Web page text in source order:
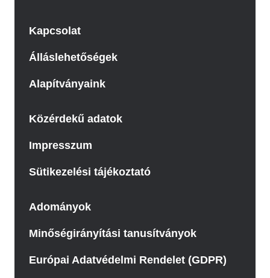
Kapcsolat
Álláslehetőségek
Alapítványaink
Közérdekű adatok
Impresszum
Sütikezelési tájékoztató
Adományok
Minőségirányítási tanusítványok
Európai Adatvédelmi Rendelet (GDPR)